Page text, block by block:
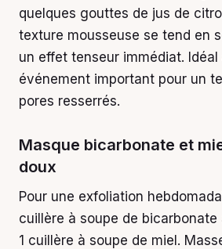
quelques gouttes de jus de
texture mousseuse se tend en
un effet tenseur immédiat.
événement important pour un
pores resserrés.
Masque bicarbonate et
doux
Pour une exfoliation
cuillère à soupe de
1 cuillère à soupe de miel.